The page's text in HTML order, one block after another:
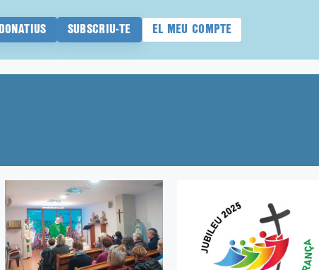
DONATIUS SUBSCRIU-TE EL MEU COMPTE